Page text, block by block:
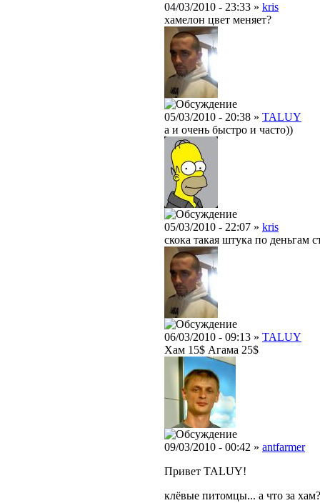
04/03/2010 - 23:33 » kris
хамелон цвет меняет?
05/03/2010 - 20:38 » TALUY
а и очень быстро и часто))
05/03/2010 - 22:07 » kris
скока такая штука по деньгам
06/03/2010 - 09:13 » TALUY
Хам 15$ Агама 25$
09/03/2010 - 00:42 » antfarmer
Привет TALUY!
клёвые питомцы... а что за